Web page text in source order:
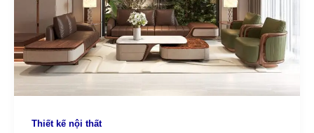
Thiết kế nội thất